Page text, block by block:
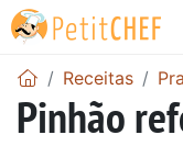
Receitas
Pinhão